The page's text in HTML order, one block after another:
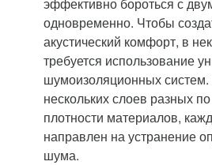
одновременно. Чтобы
акустический комфорт, в
требуется использование
шумоизоляционных систем.
нескольких слоев разных
плотности материалов,
направлен на устранение
шума.